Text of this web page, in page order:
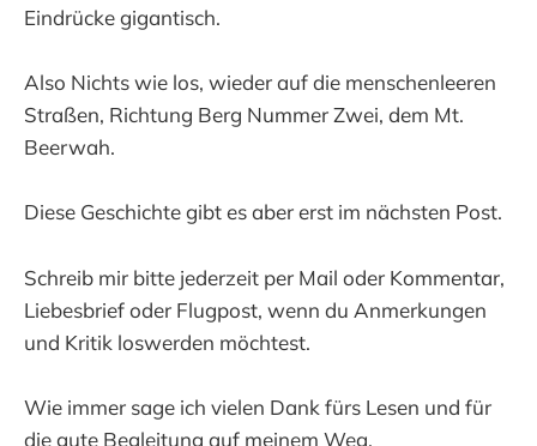
Eindrücke gigantisch.
Also Nichts wie los, wieder auf die menschenleeren
Straßen, Richtung Berg Nummer Zwei, dem Mt.
Beerwah.
Diese Geschichte gibt es aber erst im nächsten Post.
Schreib mir bitte jederzeit per Mail oder Kommentar,
Liebesbrief oder Flugpost, wenn du Anmerkungen
und Kritik loswerden möchtest.
Wie immer sage ich vielen Dank fürs Lesen und für
die gute Begleitung auf meinem Weg.